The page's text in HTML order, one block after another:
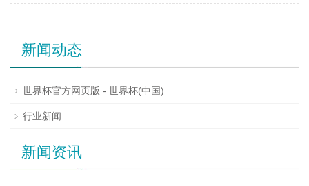
新闻动态
世界杯官方网页版 - 世界杯(中国)
行业新闻
新闻资讯